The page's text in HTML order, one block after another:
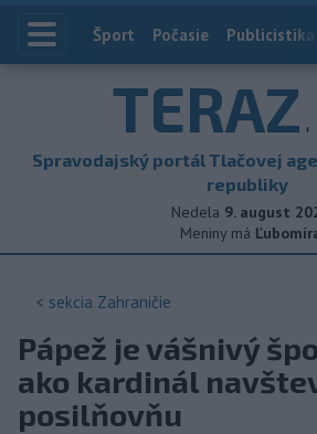
Index
Šport Počasie Publicistika
TERAZ
Spravodajský portál Tlačovej
republiky
Nedela 9. august
Meniny má
< sekcia Zahraničie
Pápež je vášnivý
ako kardinál
posilňovňu